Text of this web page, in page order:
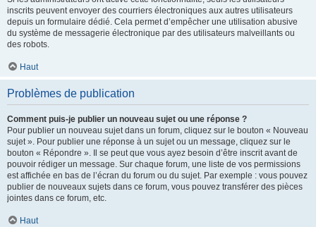
inscrits peuvent envoyer des courriers électroniques aux autres utilisateurs
depuis un formulaire dédié. Cela permet d’empêcher une utilisation abusive
du système de messagerie électronique par des utilisateurs malveillants ou
des robots.
Haut
Problèmes de publication
Comment puis-je publier un nouveau sujet ou une réponse ?
Pour publier un nouveau sujet dans un forum, cliquez sur le bouton « Nouveau
sujet ». Pour publier une réponse à un sujet ou un message, cliquez sur le
bouton « Répondre ». Il se peut que vous ayez besoin d’être inscrit avant de
pouvoir rédiger un message. Sur chaque forum, une liste de vos permissions
est affichée en bas de l’écran du forum ou du sujet. Par exemple : vous pouvez
publier de nouveaux sujets dans ce forum, vous pouvez transférer des pièces
jointes dans ce forum, etc.
Haut